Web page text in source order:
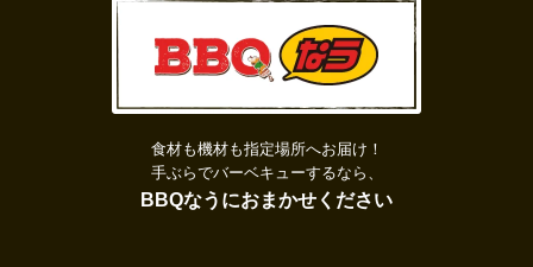
食材も機材も指定場所へお届け！
手ぶらでバーベキューするなら、
BBQなうにおまかせください